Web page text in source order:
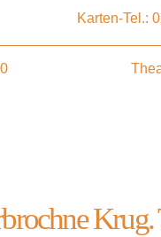
Karten-Tel.:
Krug.